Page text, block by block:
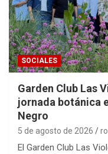
SOCIALES
Garden Club Las
jornada botánica
Negro
5 de agosto de 2026
El Garden Club Las